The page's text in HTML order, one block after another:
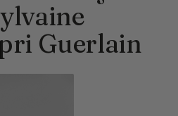
Guerlain